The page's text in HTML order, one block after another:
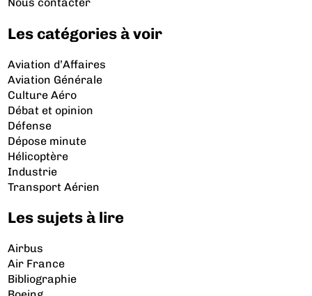
Nous contacter
Les catégories à voir
Aviation d’Affaires
Aviation Générale
Culture Aéro
Débat et opinion
Défense
Dépose minute
Hélicoptère
Industrie
Transport Aérien
Les sujets à lire
Airbus
Air France
Bibliographie